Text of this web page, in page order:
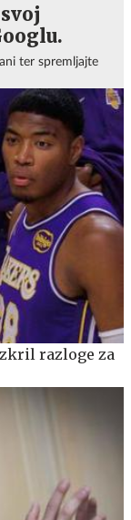
ter spremljajte
razloge za